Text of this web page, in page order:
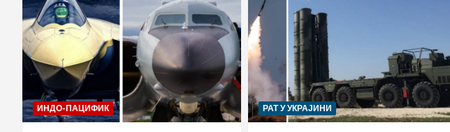
ИНДО-ПАЦИФИК РАТ У УКРАЈИНИ